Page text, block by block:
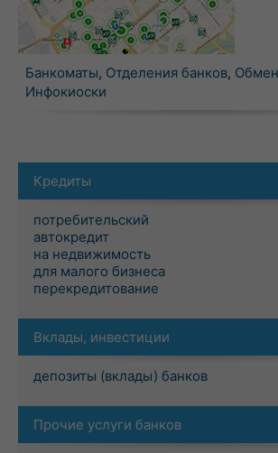
Банкоматы, Отделения банков,
Инфокиоски
Кредиты
потребительский
автокредит
на недвижимость
для малого бизнеса
перекредитование
Вклады, инвестиции
депозиты (вклады) банков
Прочие услуги банков